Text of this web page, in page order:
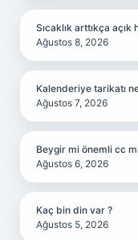
Sıcaklık arttıkça açık
Ağustos 8, 2026
Kalenderiye tarikatı
Ağustos 7, 2026
Beygir mi önemli cc
Ağustos 6, 2026
Kaç bin din var ?
Ağustos 5, 2026